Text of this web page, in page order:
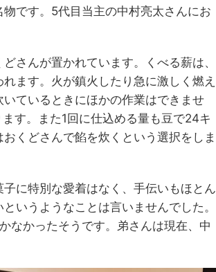
です。5代目当主の中村亮太さんにお
さんが置かれています。くべる薪は、
ます。火が鎮火したり急に激しく燃え
ているときにほかの作業はできませ
す。また1回に仕込める量も豆で24キ
くどさんで餡を炊くという選択をしま
に特別な愛着はなく、手伝いもほとん
いうようなことは言いませんでした。
なかったそうです。弟さんは現在、中